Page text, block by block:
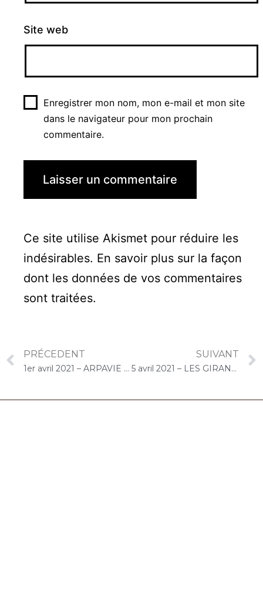
Site web
Enregistrer mon nom, mon e-mail et mon site
dans le navigateur pour mon prochain
commentaire.
Ce site utilise Akismet pour réduire les
indésirables. En savoir plus sur la façon
dont les données de vos commentaires
sont traitées.
PRÉCEDENT
1er avril 2021 – ARPAVIE Au cœur de Belleville (Paris) : Concert « Choco-Cello Solo »
SUIVANT
5 avril 2021 – LES GIRANDIERES (Brétigny-sur-Orge) : Atelier « Chantons Ensemble »